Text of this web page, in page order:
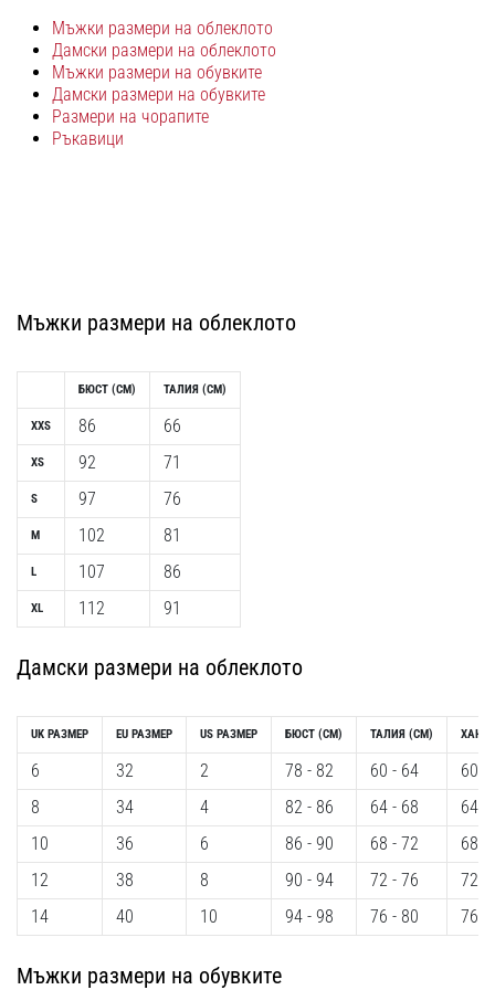
официални
екипи
обувки
всеки
гол
9. 6. 2025
•
1 мин. четене
Nike
Phantom
6
Открий
новите
футболни
Nike
Phantom
прецизност,
контрол
мощ
във
докосване.
Мъжки размери на облеклото
Дамски размери на облеклото
Мъжки размери на обувките
Дамски размери на обувките
Размери на чорапите
Ръкавици
Мъжки размери на облеклото
XXS
XS
S
M
L
XL
БЮСТ (CM)
86
92
97
102
107
112
ТАЛИЯ (CM)
66
71
76
81
86
91
Дамски размери на облеклото
UK РАЗМЕР
6
8
10
12
14
EU РАЗМЕР
32
34
36
38
40
US РАЗМЕР
2
4
6
8
10
БЮСТ (CM)
78 - 82
82 - 86
86 - 90
90 - 94
94 - 98
ТАЛИЯ (CM)
60 - 64
64 - 68
68 - 72
72 - 76
76 - 80
ХАНШ
60 -
64 -
68 -
72 -
76 -
Мъжки размери на обувките